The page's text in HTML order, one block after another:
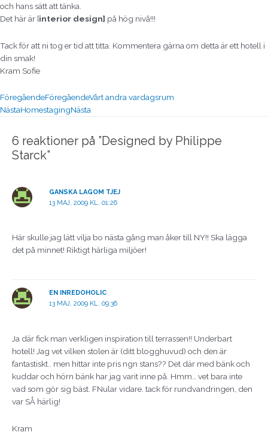
och hans sätt att tänka.
Det här är [interior design] på hög nivå!!!
Tack för att ni tog er tid att titta. Kommentera gärna om detta är ett hotell i
din smak!
Kram Sofie
FöregåendeFöregåendeVårt andra vardagsrum
NästaHomestagingNästa
6 reaktioner på ”Designed by Philippe
Starck”
GANSKA LAGOM TJEJ
13 MAJ, 2009 KL. 01:26
Här skulle jag lätt vilja bo nästa gång man åker till NY!! Ska lägga
det på minnet! Riktigt härliga miljöer!
EN INREDOHOLIC
13 MAJ, 2009 KL. 09:36
Ja där fick man verkligen inspiration till terrassen!! Underbart
hotell! Jag vet vilken stolen är (ditt blogghuvud) och den är
fantastiskt.. men hittar inte pris ngn stans?? Det där med bänk och
kuddar och hörn bänk har jag varit inne på. Hmm… vet bara inte
vad som gör sig bäst. FNular vidare. tack för rundvandringen, den
var SÅ härlig!
Kram